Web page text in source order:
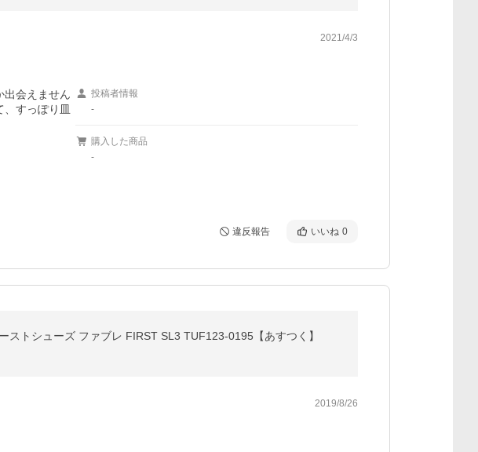
2021/4/3
出会えません
すっぽり皿
投稿者情報
-
購入した商品
-
違反報告 いいね 0
トシューズ ファブレ FIRST SL3 TUF123-0195【あすつく】
2019/8/26